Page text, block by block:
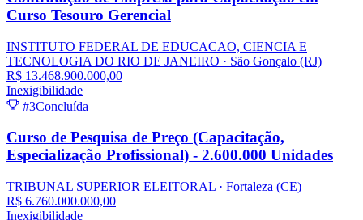
Curso Tesouro Gerencial
INSTITUTO FEDERAL DE EDUCACAO, CIENCIA E
TECNOLOGIA DO RIO DE JANEIRO · São Gonçalo (RJ)
R$ 13.468.900.000,00
Inexigibilidade
#3Concluída
Curso de Pesquisa de Preço (Capacitação,
Especialização Profissional) - 2.600.000 Unidades
TRIBUNAL SUPERIOR ELEITORAL · Fortaleza (CE)
R$ 6.760.000.000,00
Inexigibilidade